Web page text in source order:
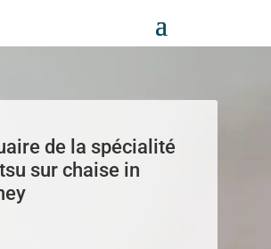
de la spécialité
sur chaise in